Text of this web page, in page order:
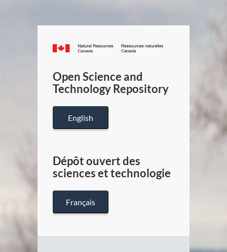
Canada.ca
/
Canada
Open Science and
Technology Repository
English
Dépôt ouvert des
sciences et technologie
Français